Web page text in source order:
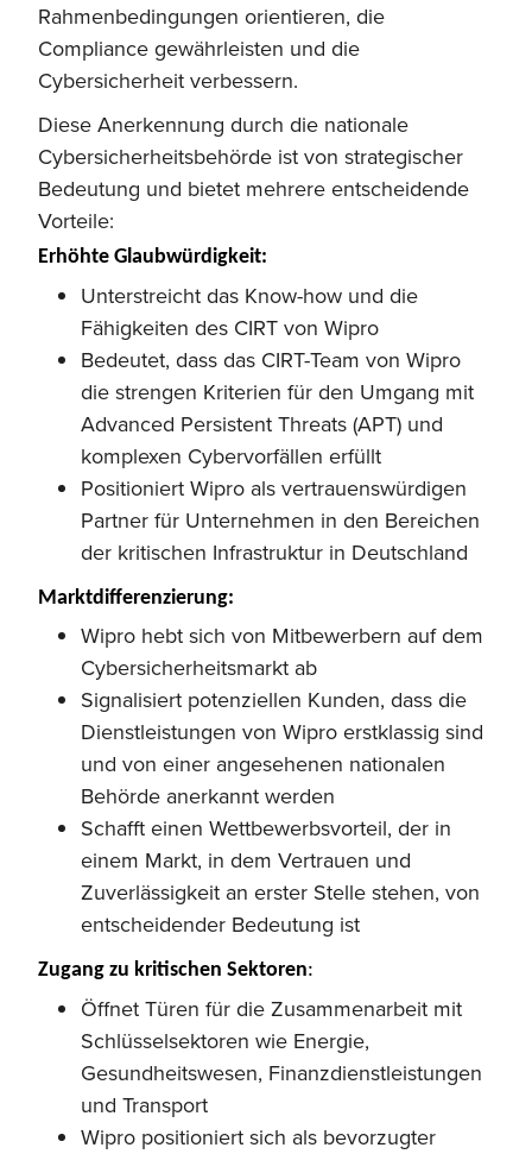
Rahmenbedingungen orientieren, die
Compliance gewährleisten und die
Cybersicherheit verbessern.
Diese Anerkennung durch die nationale
Cybersicherheitsbehörde ist von strategischer
Bedeutung und bietet mehrere entscheidende
Vorteile:
Erhöhte Glaubwürdigkeit:
Unterstreicht das Know-how und die
Fähigkeiten des CIRT von Wipro
Bedeutet, dass das CIRT-Team von Wipro
die strengen Kriterien für den Umgang mit
Advanced Persistent Threats (APT) und
komplexen Cybervorfällen erfüllt
Positioniert Wipro als vertrauenswürdigen
Partner für Unternehmen in den Bereichen
der kritischen Infrastruktur in Deutschland
Marktdifferenzierung:
Wipro hebt sich von Mitbewerbern auf dem
Cybersicherheitsmarkt ab
Signalisiert potenziellen Kunden, dass die
Dienstleistungen von Wipro erstklassig sind
und von einer angesehenen nationalen
Behörde anerkannt werden
Schafft einen Wettbewerbsvorteil, der in
einem Markt, in dem Vertrauen und
Zuverlässigkeit an erster Stelle stehen, von
entscheidender Bedeutung ist
Zugang zu kritischen Sektoren:
Öffnet Türen für die Zusammenarbeit mit
Schlüsselsektoren wie Energie,
Gesundheitswesen, Finanzdienstleistungen
und Transport
Wipro positioniert sich als bevorzugter